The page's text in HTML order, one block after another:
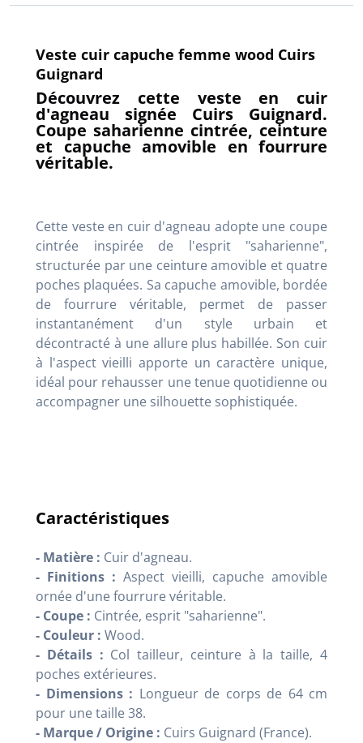
Veste cuir capuche femme wood Cuirs
Guignard
Découvrez cette veste en cuir
d'agneau signée Cuirs Guignard.
Coupe saharienne cintrée, ceinture
et capuche amovible en fourrure
véritable.
Cette veste en cuir d'agneau adopte une coupe
cintrée inspirée de l'esprit "saharienne",
structurée par une ceinture amovible et quatre
poches plaquées. Sa capuche amovible, bordée
de fourrure véritable, permet de passer
instantanément d'un style urbain et
décontracté à une allure plus habillée. Son cuir
à l'aspect vieilli apporte un caractère unique,
idéal pour rehausser une tenue quotidienne ou
accompagner une silhouette sophistiquée.
Caractéristiques
- Matière : Cuir d'agneau.
- Finitions : Aspect vieilli, capuche amovible
ornée d'une fourrure véritable.
- Coupe : Cintrée, esprit "saharienne".
- Couleur : Wood.
- Détails : Col tailleur, ceinture à la taille, 4
poches extérieures.
- Dimensions : Longueur de corps de 64 cm
pour une taille 38.
- Marque / Origine : Cuirs Guignard (France).